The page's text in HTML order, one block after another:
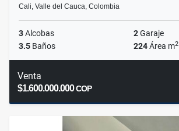
Cali, Valle del Cauca, Colombia
3Alcobas 2Garaje
3.5 Baños 224Área m2
Venta
$1.600.000.000COP